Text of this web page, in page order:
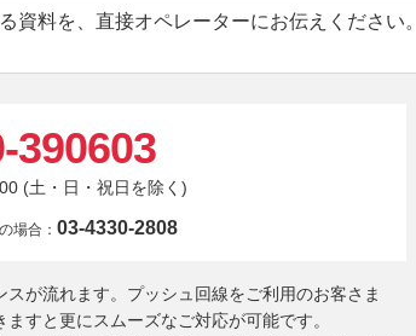
料を、直接オペレーターにお伝えください。
390603
(土・日・祝日を除く)
場合： 03-4330-2808
が流れます。プッシュ回線をご利用のお客さま
すと更にスムーズなご対応が可能です。